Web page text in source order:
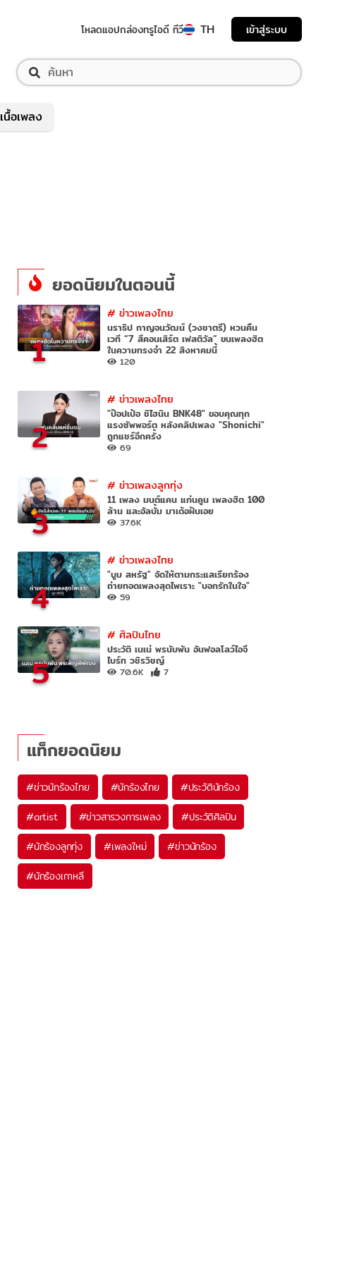
โหลดแอปกล่องทรูไอดี ทีวี TH เข้าสู่ระบบ
เนื้อเพลง
ยอดนิยมในตอนนี้
1
# ข่าวเพลงไทย
นราธิป กาญจนวัฒน์ (วงชาตรี) หวนคืน
เวที “7 สีคอนเสิร์ต เฟสติวัล” ขนเพลงฮิต
ในความทรงจำ 22 สิงหาคมนี้
120
2
# ข่าวเพลงไทย
"ป๊อปเป้อ ชิไฮนิน BNK48" ขอบคุณทุก
แรงซัพพอร์ต หลังคลิปเพลง "Shonichi"
ถูกแชร์อีกครั้ง
69
3
# ข่าวเพลงลูกทุ่ง
11 เพลง มนต์แคน แก่นคูน เพลงฮิต 100
ล้าน และอัลบั้ม มาเด้อฝันเอย
37.6K
4
# ข่าวเพลงไทย
"บูม สหรัฐ" จัดให้ตามกระแสเรียกร้อง
ถ่ายทอดเพลงสุดไพเราะ "บอกรักในใจ"
59
5
# ศิลปินไทย
ประวัติ เนเน่ พรนับพัน อันฟอลโลว์ไอจี
ไบร์ท วชิรวิชญ์
70.6K 7
แท็กยอดนิยม
#ข่าวนักร้องไทย #นักร้องไทย #ประวัตินักร้อง
#artist #ข่าวสารวงการเพลง #ประวัติศิลปิน
#นักร้องลูกทุ่ง #เพลงใหม่ #ข่าวนักร้อง
#นักร้องเกาหลี